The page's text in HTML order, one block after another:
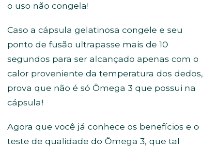
o uso não congela!
Caso a cápsula gelatinosa congele e seu
ponto de fusão ultrapasse mais de 10
segundos para ser alcançado apenas com o
calor proveniente da temperatura dos dedos,
prova que não é só Ômega 3 que possui na
cápsula!
Agora que você já conhece os benefícios e o
teste de qualidade do Ômega 3, que tal